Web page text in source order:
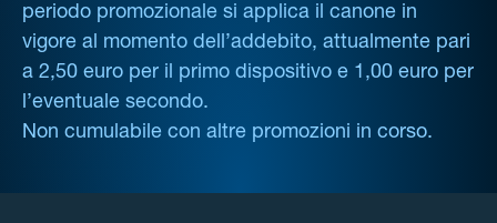
periodo promozionale si applica il canone in
vigore al momento dell’addebito, attualmente pari
a 2,50 euro per il primo dispositivo e 1,00 euro per
l’eventuale secondo.
Non cumulabile con altre promozioni in corso.